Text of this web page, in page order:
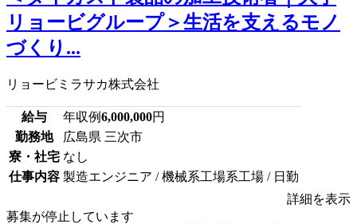
リョービグループ＞生活を支えるモノ
づくり...
リョービミラサカ株式会社
給与 年収例6,000,000円
勤務地
広島県 三次市
寮・社宅 なし
仕事内容 製造エンジニア / 機械系工場系工場 / 日勤
詳細を表示
募集が停止しています